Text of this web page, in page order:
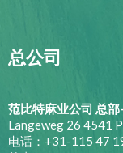
总公司
范比特麻业公司 总
Langeweg 26 4541
电话：+31-115 47